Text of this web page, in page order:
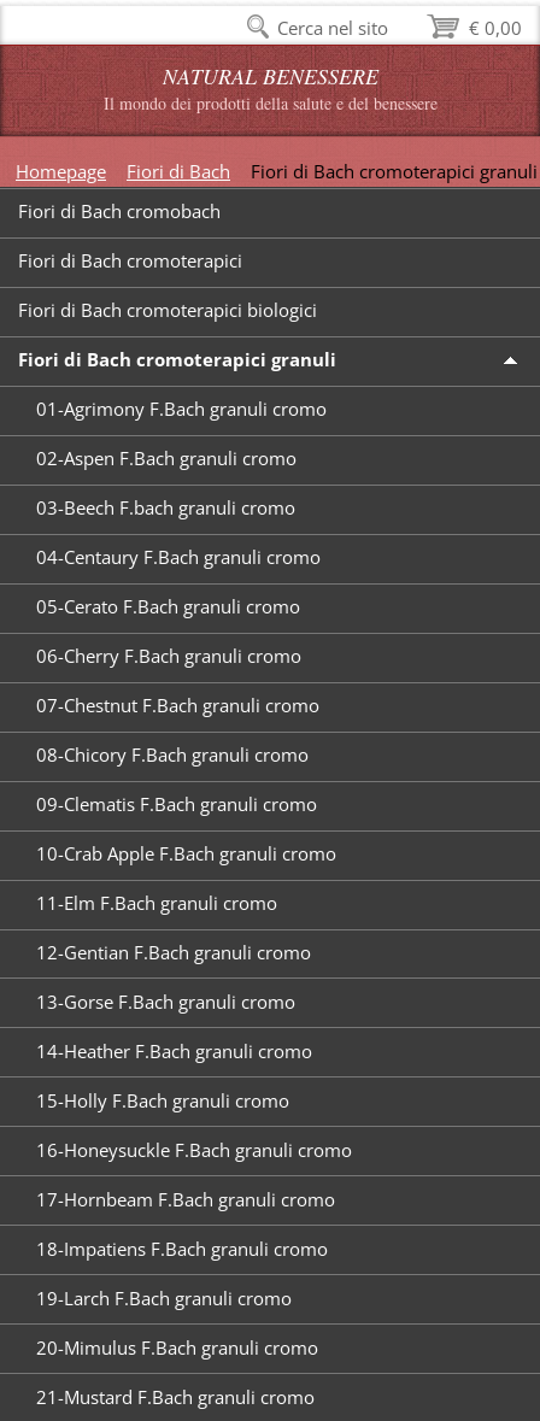
NATURAL BENESSERE
Il mondo dei prodotti della salute e del benessere
Homepage Fiori di Bach
Fiori di Bach cromoterapici granuli
Fiori di Bach cromobach
Fiori di Bach cromoterapici
Fiori di Bach cromoterapici biologici
Fiori di Bach cromoterapici granuli
01-Agrimony F.Bach granuli cromo
02-Aspen F.Bach granuli cromo
03-Beech F.bach granuli cromo
04-Centaury F.Bach granuli cromo
05-Cerato F.Bach granuli cromo
06-Cherry F.Bach granuli cromo
07-Chestnut F.Bach granuli cromo
08-Chicory F.Bach granuli cromo
09-Clematis F.Bach granuli cromo
10-Crab Apple F.Bach granuli cromo
11-Elm F.Bach granuli cromo
12-Gentian F.Bach granuli cromo
13-Gorse F.Bach granuli cromo
14-Heather F.Bach granuli cromo
15-Holly F.Bach granuli cromo
16-Honeysuckle F.Bach granuli cromo
17-Hornbeam F.Bach granuli cromo
18-Impatiens F.Bach granuli cromo
19-Larch F.Bach granuli cromo
20-Mimulus F.Bach granuli cromo
21-Mustard F.Bach granuli cromo
€ 0,00
Cerca nel sito